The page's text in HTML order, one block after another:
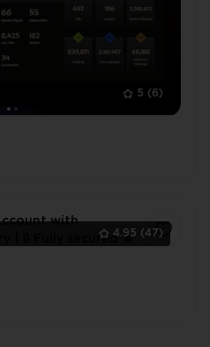
5 (6)
4.95 (47)
with
| 🔒 Fully secured 🔥